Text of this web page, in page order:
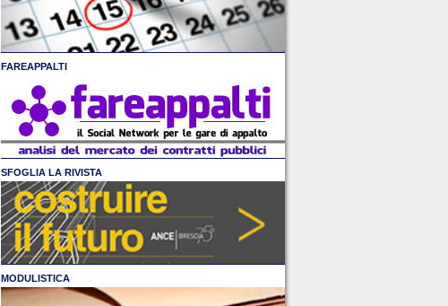
FAREAPPALTI
SFOGLIA LA RIVISTA
MODULISTICA